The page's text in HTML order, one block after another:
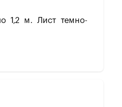
1,2 м. Лист темно-